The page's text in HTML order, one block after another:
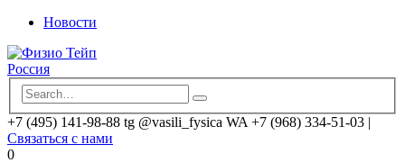
Новости
+7 (495) 141-98-88 tg @vasili_fysica WA +7 (968) 334-51-03 |
Связаться с нами
0